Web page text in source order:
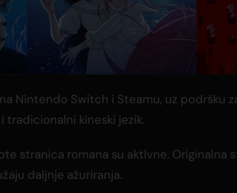
Nintendo Switch i Steamu, uz podršku
tradicionalni kineski jezik.
stranica romana su aktívne. Originalna
daljnje ažuriranja.